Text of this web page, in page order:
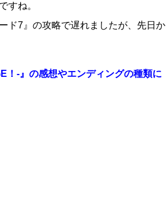
すね。
ド7』の攻略で遅れましたが、先日か
！-』の感想やエンディングの種類に